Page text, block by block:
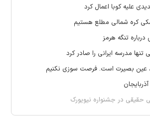
علیه کوبا اعمال کرد
کره شمالی مطلع هستیم
تنگه هرمز
مدرسه ایرانی را صادر کرد
عین بصیرت است. فرصت سوزی نکنیم
حقیقی در جشنواره نیویورک